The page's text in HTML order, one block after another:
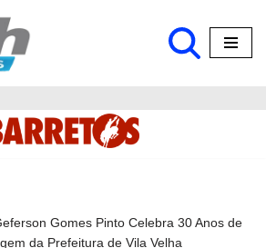
Gomes Pinto Celebra 30 Anos de
da Prefeitura de Vila Velha